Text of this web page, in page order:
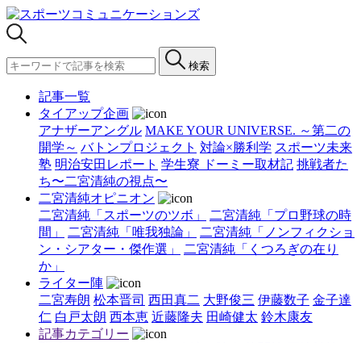
検索
記事一覧
タイアップ企画
アナザーアングル MAKE YOUR UNIVERSE. ～第二の
開学～ バトンプロジェクト 対論×勝利学 スポーツ未来
塾 明治安田レポート 学生寮 ドーミー取材記 挑戦者た
ち〜二宮清純の視点〜
二宮清純オピニオン
二宮清純「スポーツのツボ」
二宮清純「プロ野球の時
間」
二宮清純「唯我独論」
二宮清純「ノンフィクショ
ン・シアター・傑作選」
二宮清純「くつろぎの在り
か」
ライター陣
二宮寿朗 松本晋司 西田真二 大野俊三 伊藤数子 金子達
仁 白戸太朗 西本恵 近藤隆夫 田崎健太 鈴木康友
記事カテゴリー